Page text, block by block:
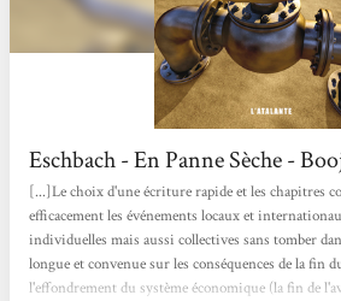
Eschbach - En Panne Sèche -
[...]Le choix d'une écriture rapide et les chapitres
efficacement les événements locaux et
individuelles mais aussi collectives sans tomber
longue et convenue sur les conséquences de la fin
l'effondrement du système économique (la fin de